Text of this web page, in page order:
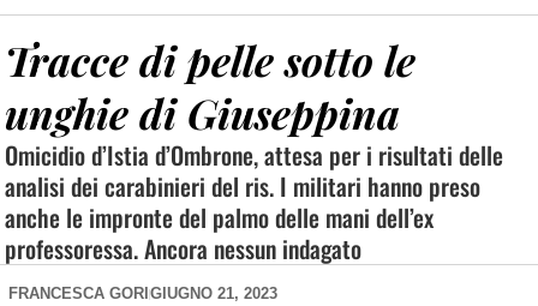
Tracce di pelle sotto le
unghie di Giuseppina
Omicidio d’Istia d’Ombrone, attesa per i risultati delle
analisi dei carabinieri del ris. I militari hanno preso
anche le impronte del palmo delle mani dell’ex
professoressa. Ancora nessun indagato
FRANCESCA GORI GIUGNO 21, 2023